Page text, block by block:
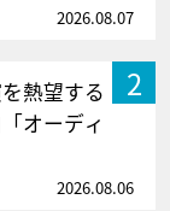
2026.08.07
2
熱望する
オーディ
2026.08.06